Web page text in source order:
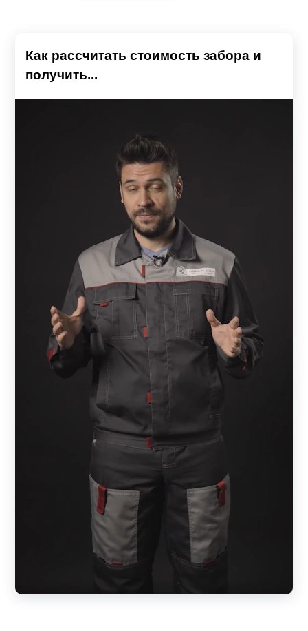
Как рассчитать стоимость забора и
получить...